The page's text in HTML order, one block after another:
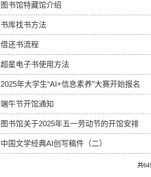
图书馆特藏馆介绍
书库找书方法
借还书流程
超星电子书使用方法
2025年大学生“AI+信息素养”大赛开始报名
端午节开馆通知
图书馆关于2025年五一劳动节的开馆安排
中国文学经典AI创写稿件（二）
共64